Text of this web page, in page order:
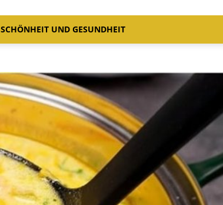
SCHÖNHEIT UND GESUNDHEIT